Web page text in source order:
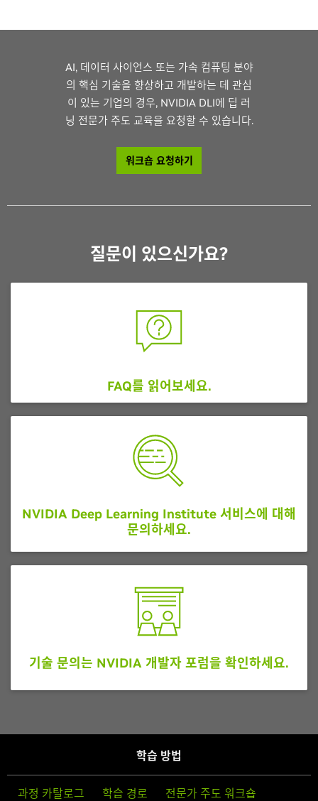
AI, 데이터 사이언스 또는 가속 컴퓨팅 분야
의 핵심 기술을 향상하고 개발하는 데 관심
이 있는 기업의 경우, NVIDIA DLI에 딥 러
닝 전문가 주도 교육을 요청할 수 있습니다.
워크숍 요청하기
질문이 있으신가요?
FAQ를 읽어보세요.
NVIDIA Deep Learning Institute 서비스에 대해
문의하세요.
기술 문의는 NVIDIA 개발자 포럼을 확인하세요.
학습 방법
과정 카탈로그 학습 경로 전문가 주도 워크숍